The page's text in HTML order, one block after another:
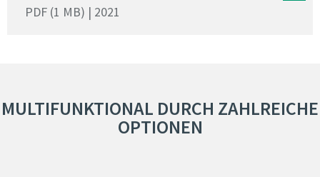
PDF (1 MB) | 2021
MULTIFUNKTIONAL DURCH ZAHLREICHE
OPTIONEN